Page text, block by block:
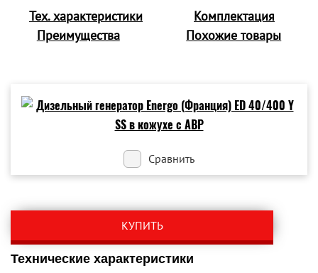
Тех. характеристики
Комплектация
Преимущества
Похожие товары
Сравнить
КУПИТЬ
Технические характеристики